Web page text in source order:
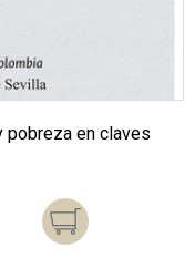
pobreza en claves